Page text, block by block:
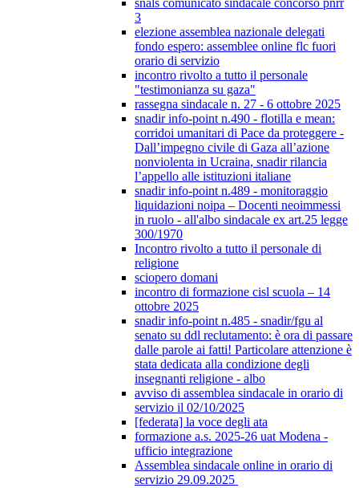
snals comunicato sindacale concorso pnrr
3
elezione assemblea nazionale delegati
fondo espero: assemblee online flc fuori
orario di servizio
incontro rivolto a tutto il personale
"testimonianza su gaza"
rassegna sindacale n. 27 - 6 ottobre 2025
snadir info-point n.490 - flotilla e mean:
corridoi umanitari di Pace da proteggere -
Dall’impegno civile di Gaza all’azione
nonviolenta in Ucraina, snadir rilancia
l’appello alle istituzioni italiane
snadir info-point n.489 - monitoraggio
liquidazioni noipa – Docenti neoimmessi
in ruolo - all'albo sindacale ex art.25 legge
300/1970
Incontro rivolto a tutto il personale di
religione
sciopero domani
incontro di formazione cisl scuola – 14
ottobre 2025
snadir info-point n.485 - snadir/fgu al
senato su ddl reclutamento: è ora di passare
dalle parole ai fatti! Particolare attenzione è
stata dedicata alla condizione degli
insegnanti religione - albo
avviso di assemblea sindacale in orario di
servizio il 02/10/2025
[federata] la voce degli ata
formazione a.s. 2025-26 uat Modena -
ufficio integrazione
Assemblea sindacale online in orario di
servizio 29.09.2025